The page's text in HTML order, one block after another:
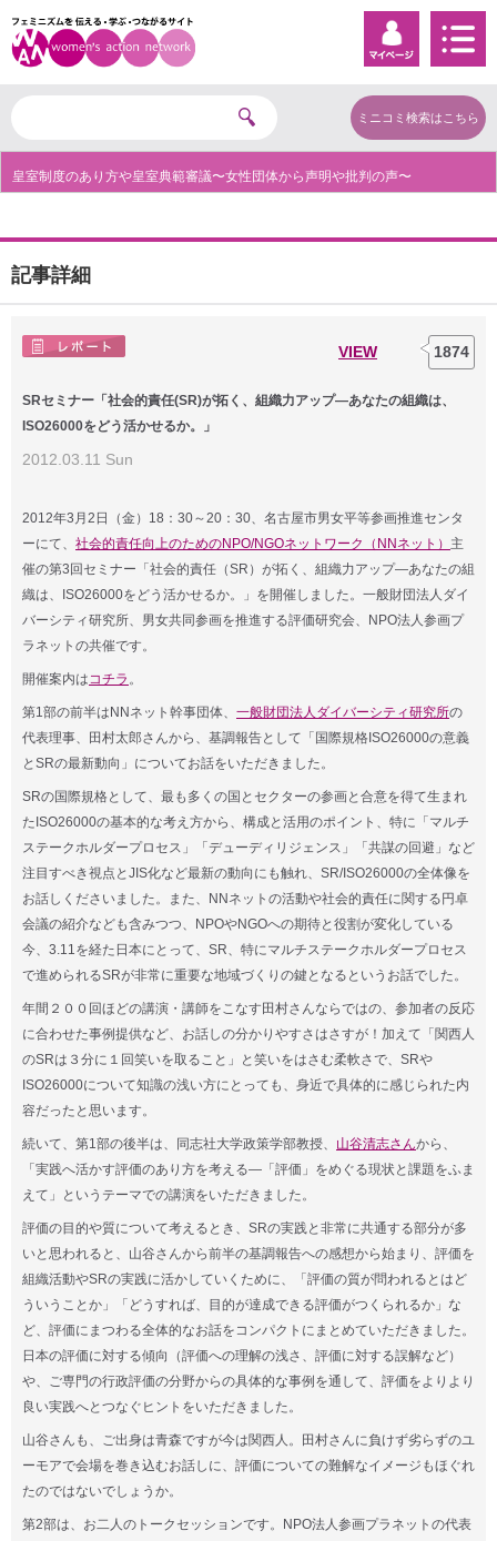
ミニコミ検索はこちら
皇室制度のあり方や皇室典範審議〜女性団体から声明や批判の声〜
記事詳細
VIEW 1874
SRセミナー「社会的責任(SR)が拓く、組織力アップ―あなたの組織は、
ISO26000をどう活かせるか。」
2012.03.11 Sun
2012年3月2日（金）18：30～20：30、名古屋市男女平等参画推進センタ
ーにて、 社会的責任向上のためのNPO/NGOネットワーク（NNネット） 主
催の第3回セミナー「社会的責任（SR）が拓く、組織力アップ―あなたの組
織は、ISO26000をどう活かせるか。」を開催しました。一般財団法人ダイ
バーシティ研究所、男女共同参画を推進する評価研究会、NPO法人参画プ
ラネットの共催です。
開催案内はコチラ 。
第1部の前半はNNネット幹事団体、 一般財団法人ダイバーシティ研究所の
代表理事、田村太郎さんから、基調報告として「国際規格ISO26000の意義
とSRの最新動向」についてお話をいただきました。
SRの国際規格として、最も多くの国とセクターの参画と合意を得て生まれ
たISO26000の基本的な考え方から、構成と活用のポイント、特に「マルチ
ステークホルダープロセス」「デューディリジェンス」「共謀の回避」など
注目すべき視点とJIS化など最新の動向にも触れ、SR/ISO26000の全体像を
お話しくださいました。また、NNネットの活動や社会的責任に関する円卓
会議の紹介なども含みつつ、NPOやNGOへの期待と役割が変化している
今、3.11を経た日本にとって、SR、特にマルチステークホルダープロセス
で進められるSRが非常に重要な地域づくりの鍵となるというお話でした。
年間２００回ほどの講演・講師をこなす田村さんならではの、参加者の反応
に合わせた事例提供など、お話しの分かりやすさはさすが！加えて「関西人
のSRは３分に１回笑いを取ること」と笑いをはさむ柔軟さで、SRや
ISO26000について知識の浅い方にとっても、身近で具体的に感じられた内
容だったと思います。
続いて、第1部の後半は、同志社大学政策学部教授、 山谷清志さんから、
「実践へ活かす評価のあり方を考える―「評価」をめぐる現状と課題をふま
えて」というテーマでの講演をいただきました。
評価の目的や質について考えるとき、SRの実践と非常に共通する部分が多
いと思われると、山谷さんから前半の基調報告への感想から始まり、評価を
組織活動やSRの実践に活かしていくために、「評価の質が問われるとはど
ういうことか」「どうすれば、目的が達成できる評価がつくられるか」な
ど、評価にまつわる全体的なお話をコンパクトにまとめていただきました。
日本の評価に対する傾向（評価への理解の浅さ、評価に対する誤解など）
や、ご専門の行政評価の分野からの具体的な事例を通して、評価をよりより
良い実践へとつなぐヒントをいただきました。
山谷さんも、ご出身は青森ですが今は関西人。田村さんに負けず劣らずのユ
ーモアで会場を巻き込むお話しに、評価についての難解なイメージもほぐれ
たのではないでしょうか。
第2部は、お二人のトークセッションです。NPO法人参画プラネットの代表